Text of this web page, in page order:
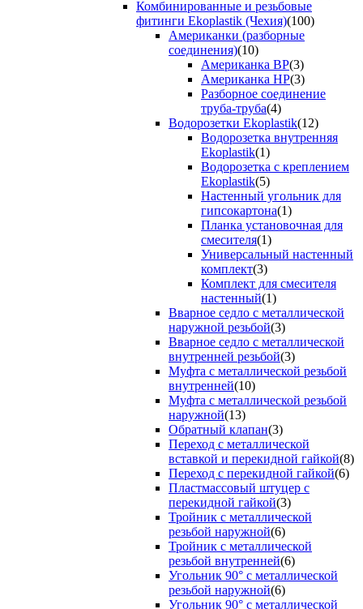
Комбинированные и резьбовые
фитинги Ekoplastik (Чехия)(100)
Американки (разборные
соединения)(10)
Американка ВР(3)
Американка НР(3)
Разборное соединение
труба-труба(4)
Водорозетки Ekoplastik(12)
Водорозетка внутренняя
Ekoplastik(1)
Водорозетка с креплением
Ekoplastik(5)
Настенный угольник для
гипсокартона(1)
Планка установочная для
смесителя(1)
Универсальный настенный
комплект(3)
Комплект для смесителя
настенный(1)
Вварное седло с металлической
наружной резьбой(3)
Вварное седло с металлической
внутренней резьбой(3)
Муфта с металлической резьбой
внутренней(10)
Муфта с металлической резьбой
наружной(13)
Обратный клапан(3)
Переход с металлической
вставкой и перекидной гайкой(8)
Переход с перекидной гайкой(6)
Пластмассовый штуцер с
перекидной гайкой(3)
Тройник с металлической
резьбой наружной(6)
Тройник с металлической
резьбой внутренней(6)
Угольник 90° с металлической
резьбой наружной(6)
Угольник 90° с металлической